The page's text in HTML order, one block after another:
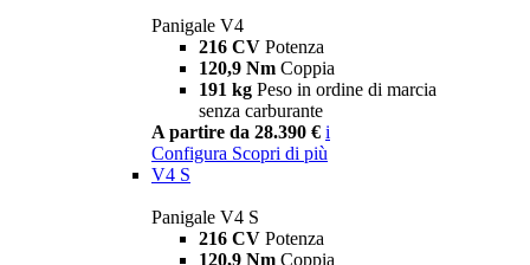
Panigale V4
216 CV Potenza
120,9 Nm Coppia
191 kg Peso in ordine di marcia
senza carburante
A partire da 28.390 € i
Configura Scopri di più
V4 S
Panigale V4 S
216 CV Potenza
120,9 Nm Coppia